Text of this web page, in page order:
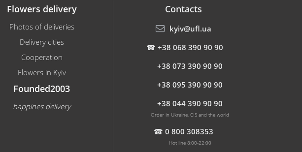
Flowers delivery
Photos of deliveries
Delivery cities
Cooperation
Flowers in Kyiv
Founded2003
happines delivery
Contacts
kyiv@ufl.ua
☎+38 068 390 90 90
+38 073 390 90 90
+38 095 390 90 90
+38 044 390 90 90
Order in Ukraine, CIS and the world
☎0 800 308353
Hot line 8:00-22:00